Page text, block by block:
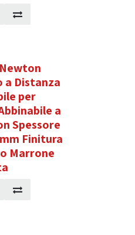
a Distanza
per
a
Spessore
Finitura
Marrone